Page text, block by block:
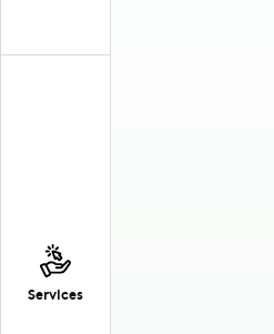
Services